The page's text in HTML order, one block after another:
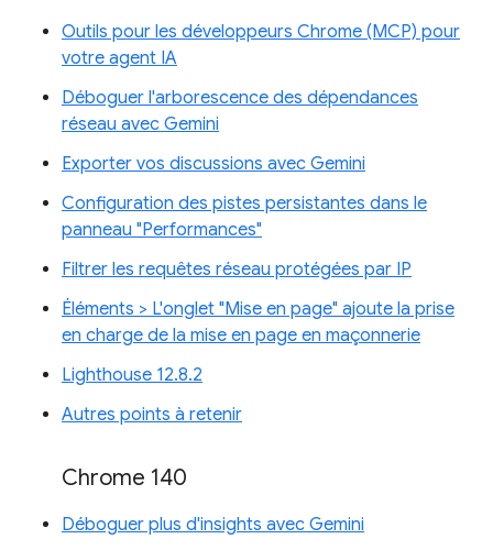
Outils pour les développeurs Chrome (MCP) pour
votre agent IA
Déboguer l'arborescence des dépendances
réseau avec Gemini
Exporter vos discussions avec Gemini
Configuration des pistes persistantes dans le
panneau "Performances"
Filtrer les requêtes réseau protégées par IP
Éléments > L'onglet "Mise en page" ajoute la prise
en charge de la mise en page en maçonnerie
Lighthouse 12.8.2
Autres points à retenir
Chrome 140
Déboguer plus d'insights avec Gemini